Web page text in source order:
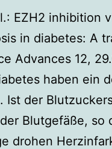
EZH2 inhibition
in diabetes: A
Advances 12,
haben ein
Ist der
Blutgefäße, so
drohen